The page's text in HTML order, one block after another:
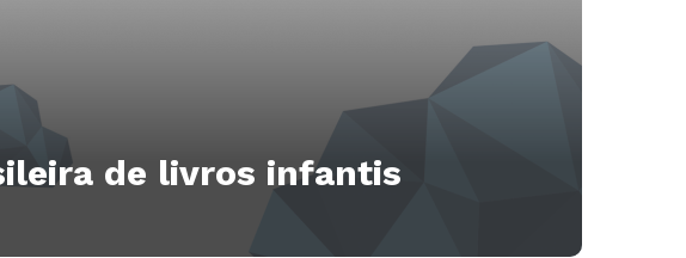
de livros infantis